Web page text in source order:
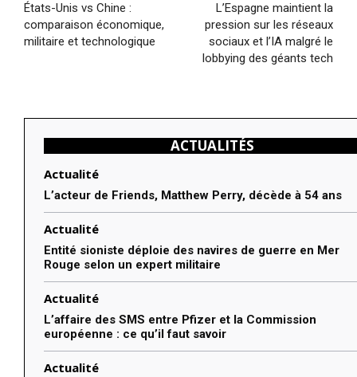
États-Unis vs Chine :
comparaison économique,
militaire et technologique
L’Espagne maintient la
pression sur les réseaux
sociaux et l’IA malgré le
lobbying des géants tech
ACTUALITÉS
Actualité
L’acteur de Friends, Matthew Perry, décède à 54 ans
Actualité
Entité sioniste déploie des navires de guerre en Mer
Rouge selon un expert militaire
Actualité
L’affaire des SMS entre Pfizer et la Commission
européenne : ce qu’il faut savoir
Actualité